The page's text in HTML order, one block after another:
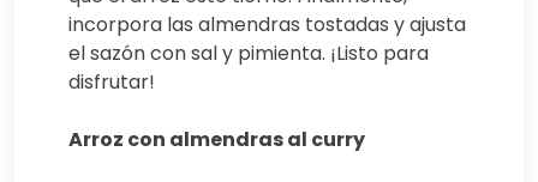
incorpora las almendras tostadas y ajusta
el sazón con sal y pimienta. ¡Listo para
disfrutar!
Arroz con almendras al curry